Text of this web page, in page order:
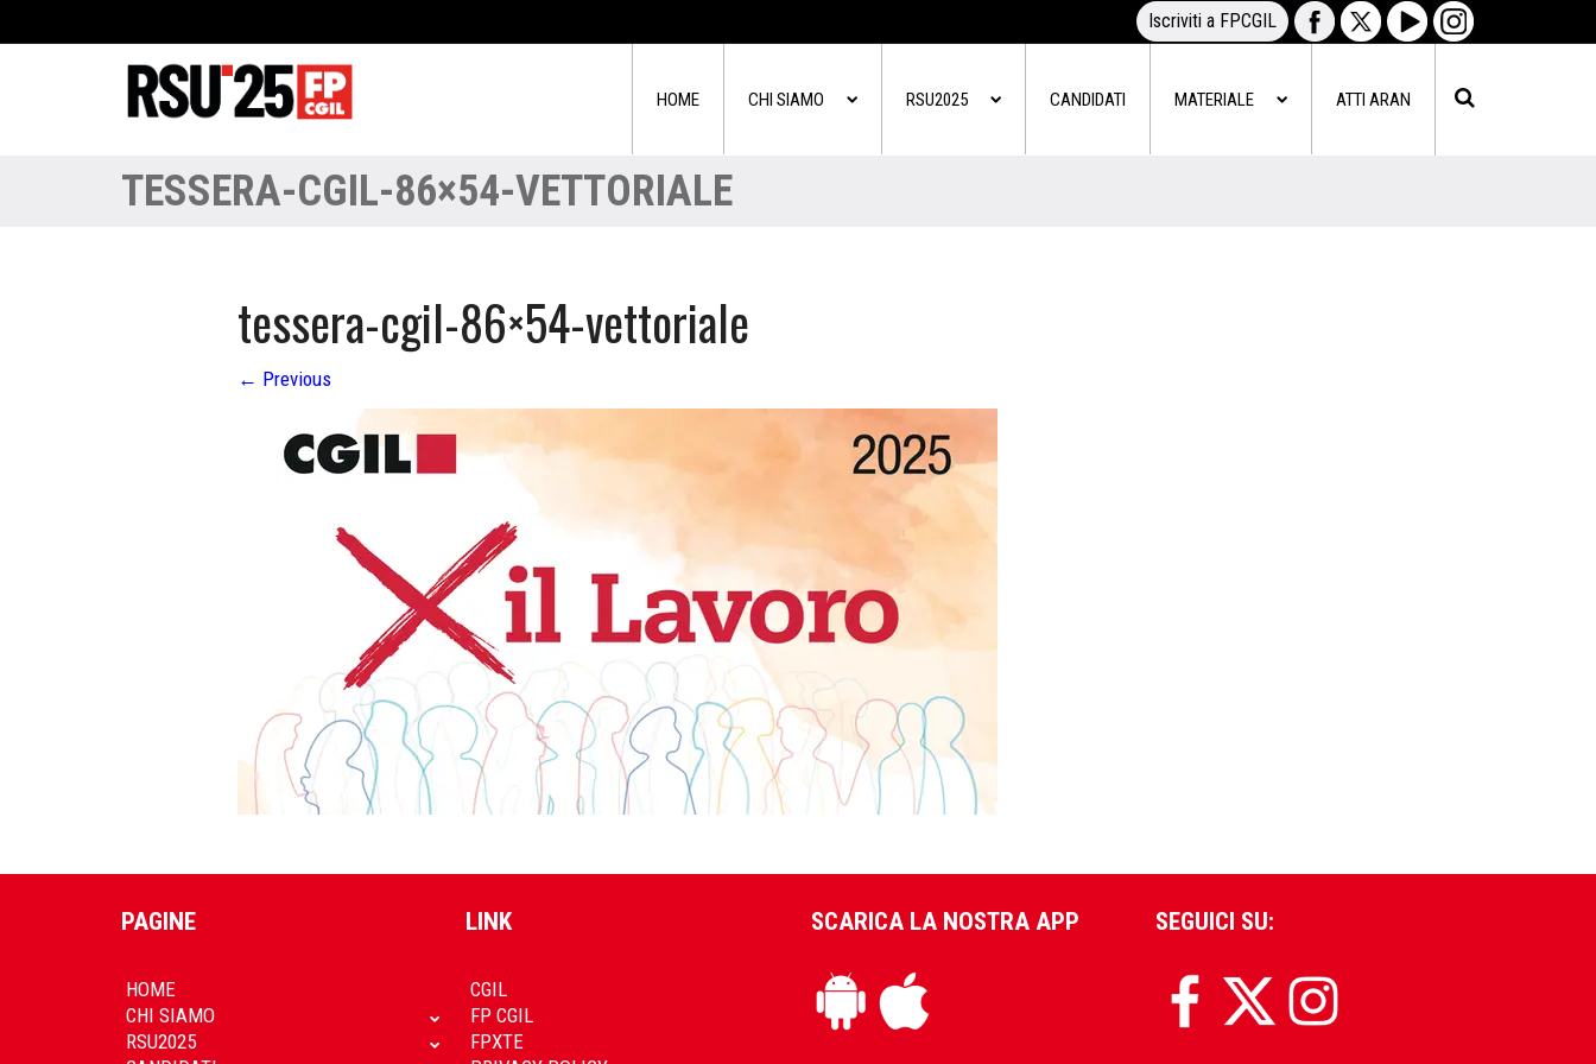
Iscriviti a FPCGIL
HOME CHI SIAMO RSU2025 CANDIDATI MATERIALE ATTI ARAN
TESSERA-CGIL-86×54-VETTORIALE
tessera-cgil-86×54-vettoriale
← Previous
PAGINE
HOME
CHI SIAMO
RSU2025
LINK
CGIL
FP CGIL
FPXTE
SCARICA LA NOSTRA APP SEGUICI SU: